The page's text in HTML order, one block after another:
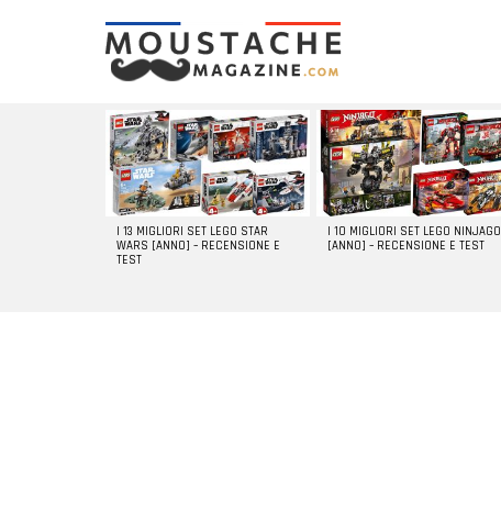
LATEST
STORIES
I 13 MIGLIORI SET LEGO STAR
WARS [ANNO] – RECENSIONE E
TEST
I 10 MIGLIORI SET LEGO NINJAGO
[ANNO] – RECENSIONE E TEST